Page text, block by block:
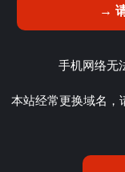
→
手机网络无
本站经常更换域名，